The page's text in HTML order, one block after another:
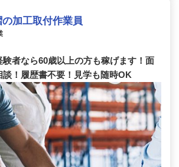
加工取付作業員
験者なら60歳以上の方も稼げます！面
！履歴書不要！見学も随時OK